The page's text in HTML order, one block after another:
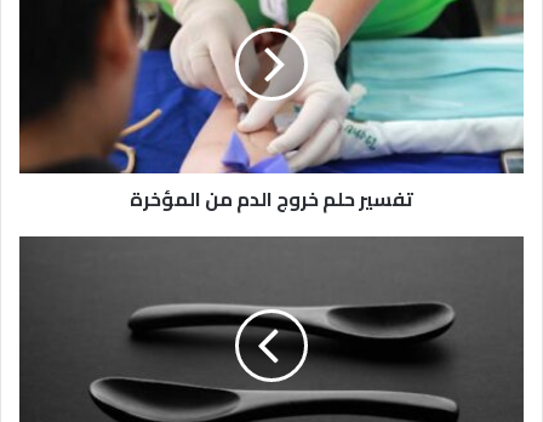
تفسير حلم خروج الدم من المؤخرة